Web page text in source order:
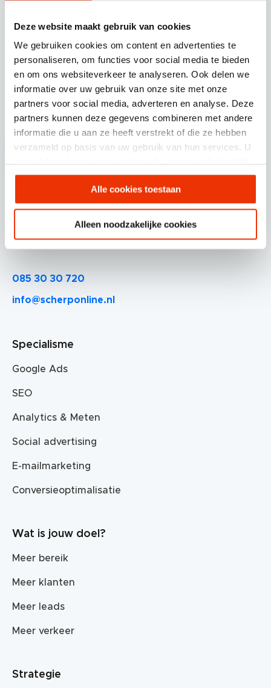
Deze website maakt gebruik van cookies
We gebruiken cookies om content en advertenties te
personaliseren, om functies voor social media te bieden
en om ons websiteverkeer te analyseren. Ook delen we
informatie over uw gebruik van onze site met onze
partners voor social media, adverteren en analyse. Deze
partners kunnen deze gegevens combineren met andere
informatie die u aan ze heeft verstrekt of die ze hebben
verzameld op basis van uw gebruik van hun services. U
gebruiken.
Alle cookies toestaan
Alleen noodzakelijke cookies
© SCHERPONLINE 2026
Volg ons op
Scherponline.nl BV.
Professor Doctor Dorgelolaan 14
5613 AM Eindhoven
085 30 30 720
info@scherponline.nl
Specialisme
Google Ads
SEO
Analytics & Meten
Social advertising
E-mailmarketing
Conversieoptimalisatie
Wat is jouw doel?
Meer bereik
Meer klanten
Meer leads
Meer verkeer
Strategie